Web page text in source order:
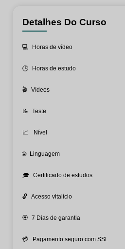
Detalhes Do Curso
💻 Horas de vídeo
🕒 Horas de estudo
🎬 Vídeos
📝 Teste
📈 Nível
🌐 Linguagem
🎓 Certificado de estudos
🔓 Acesso vitalício
🏵️ 7 Dias de garantia
💳 Pagamento seguro com SSL